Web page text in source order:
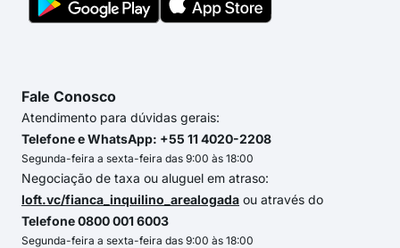
Fale Conosco
Atendimento para dúvidas gerais:
Telefone e WhatsApp: +55 11 4020-2208
Segunda-feira a sexta-feira das 9:00 às 18:00
Negociação de taxa ou aluguel em atraso:
loft.vc/fianca_inquilino_arealogada ou através do
Telefone 0800 001 6003
Segunda-feira a sexta-feira das 9:00 às 18:00